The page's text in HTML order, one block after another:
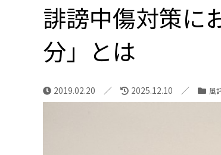
誹謗中傷対策に
分」とは
2019.02.20 2025.12.10 風